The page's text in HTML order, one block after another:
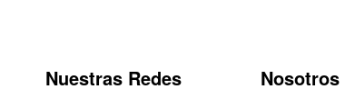
Nuestras Redes Nosotros